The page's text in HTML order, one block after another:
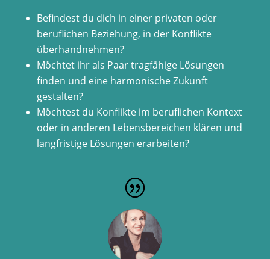
Befindest du dich in einer privaten oder
beruflichen Beziehung, in der Konflikte
überhandnehmen?
Möchtet ihr als Paar tragfähige Lösungen
finden und eine harmonische Zukunft
gestalten?
Möchtest du Konflikte im beruflichen Kontext
oder in anderen Lebensbereichen klären und
langfristige Lösungen erarbeiten?